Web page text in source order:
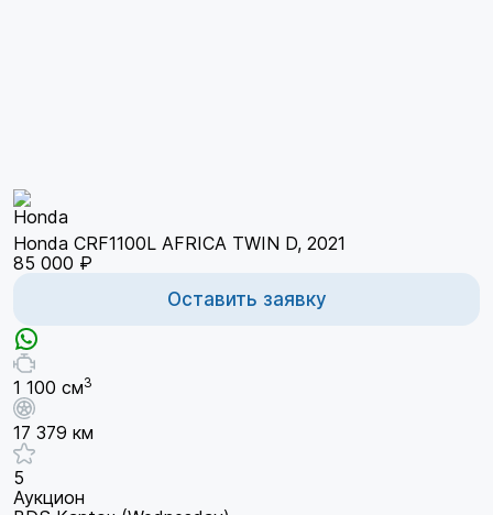
Honda CRF1100L AFRICA TWIN D, 2021
85 000 ₽
Оставить заявку
1 100 см3
17 379 км
5
Аукцион